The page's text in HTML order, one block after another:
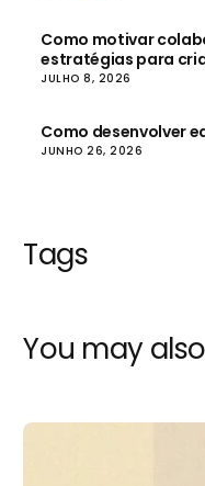
Como motivar
estratégias para
produtivas
JULHO 8, 2026
Como desenvolver
JUNHO 26, 2026
Tags
You may